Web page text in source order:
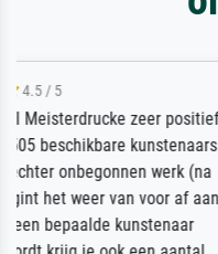
Die Zufriedenheit
getrübt, dass das
angegebenen
Überraschung für
Ehefrau sein zum